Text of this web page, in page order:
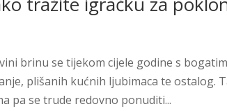
brinu se tijekom cijele godine s
plišanih kućnih ljubimaca te ostalog.
pa se trude redovno ponuditi...